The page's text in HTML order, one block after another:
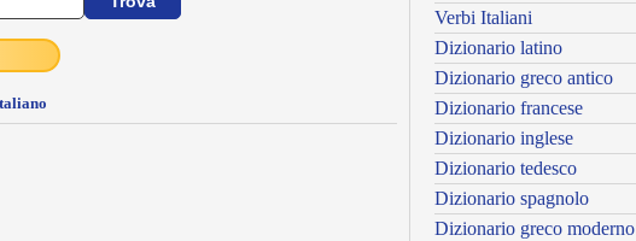
Verbi Italiani
Dizionario latino
Dizionario greco antico
Dizionario francese
Dizionario inglese
Dizionario tedesco
Dizionario spagnolo
Dizionario greco moderno